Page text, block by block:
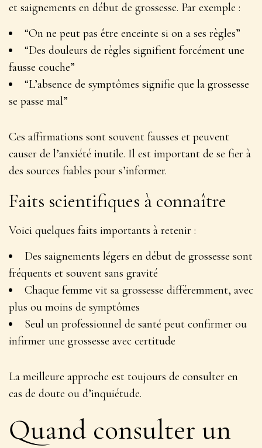
et saignements en début de grossesse. Par exemple :
“On ne peut pas être enceinte si on a ses règles”
“Des douleurs de règles signifient forcément une
fausse couche”
“L’absence de symptômes signifie que la grossesse
se passe mal”
Ces affirmations sont souvent fausses et peuvent
causer de l’anxiété inutile. Il est important de se fier à
des sources fiables pour s’informer.
Faits scientifiques à connaître
Voici quelques faits importants à retenir :
Des saignements légers en début de grossesse sont
fréquents et souvent sans gravité
Chaque femme vit sa grossesse différemment, avec
plus ou moins de symptômes
Seul un professionnel de santé peut confirmer ou
infirmer une grossesse avec certitude
La meilleure approche est toujours de consulter en
cas de doute ou d’inquiétude.
Quand consulter un